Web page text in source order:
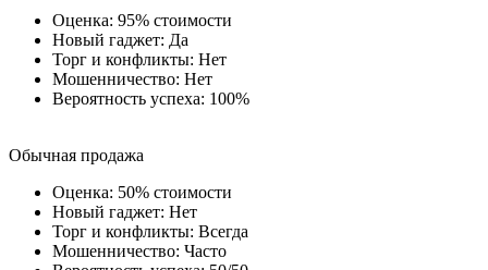
Оценка: 95% стоимости
Новый гаджет: Да
Торг и конфликты: Нет
Мошенничество: Нет
Вероятность успеха: 100%
Обычная продажа
Оценка: 50% стоимости
Новый гаджет: Нет
Торг и конфликты: Всегда
Мошенничество: Часто